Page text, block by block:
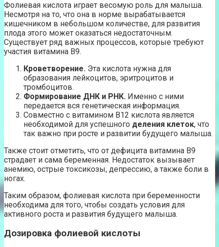
Фолиевая кислота играет весомую роль для малыша.
Несмотря на то, что она в норме вырабатывается
кишечником в небольшом количестве, для развития
плода этого может оказаться недостаточным.
Существует ряд важных процессов, которые требуют
участия витамина В9.
Кроветворение. Эта кислота нужна для
образования лейкоцитов, эритроцитов и
тромбоцитов.
Формирование ДНК и РНК. Именно с ними
передается вся генетическая информация.
Совместно с витамином В12 кислота является
необходимой для успешного деления клеток, что
так важно при росте и развитии будущего малыша.
Также стоит отметить, что от дефицита витамина В9
страдает и сама беременная. Недостаток вызывает
анемию, острые токсикозы, депрессию, а также боли в
ногах.
Таким образом, фолиевая кислота при беременности
необходима для того, чтобы создать условия для
активного роста и развития будущего малыша.
Дозировка фолиевой кислоты